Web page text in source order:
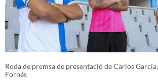
Roda de premsa de presentació de Carlos
Fornés